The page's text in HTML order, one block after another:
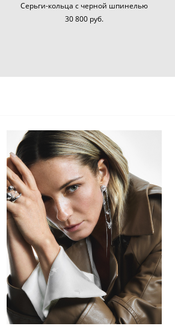
Серьги-кольца с черной шпинелью
30 800 pуб.